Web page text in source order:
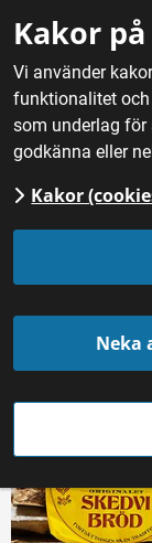
Kakor
Vi använder
funktionalitet
som underlag
godkänna eller
Kakor
Neka
Hem / Mat / Bröd
Extragräddat
och